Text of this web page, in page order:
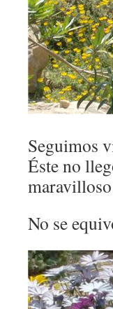
Seguimos
Éste no
No se